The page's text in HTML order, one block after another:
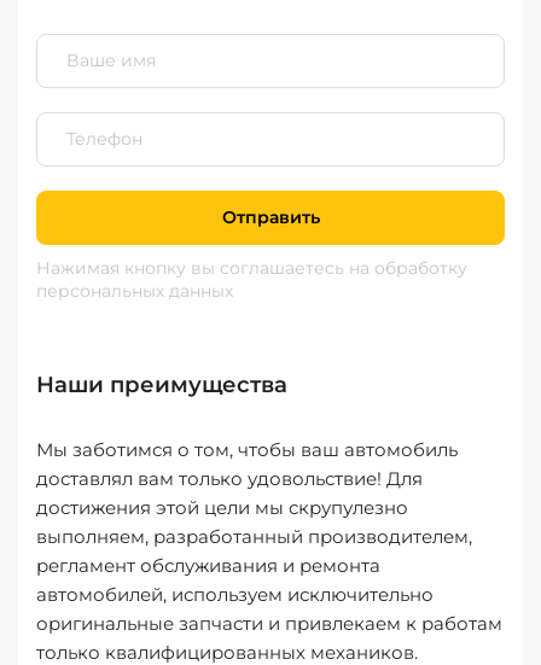
Отправить
Нажимая кнопку вы соглашаетесь на обработку
персональных данных
Наши преимущества
Мы заботимся о том, чтобы ваш автомобиль
доставлял вам только удовольствие! Для
достижения этой цели мы скрупулезно
выполняем, разработанный производителем,
регламент обслуживания и ремонта
автомобилей, используем исключительно
оригинальные запчасти и привлекаем к работам
только квалифицированных механиков.